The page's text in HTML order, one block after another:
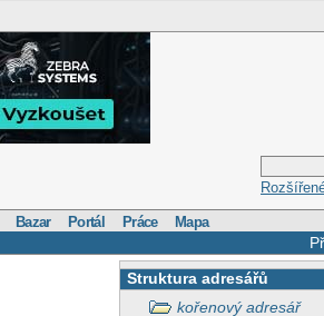
Bazar Portál Práce Mapa
Struktura adresářů
kořenový adresář